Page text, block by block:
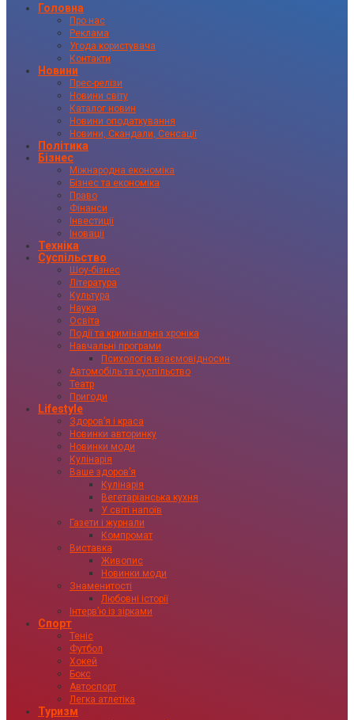
Головна
Про нас
Реклама
Угода користувача
Контакти
Новини
Прес-релізи
Новини світу
Каталог новин
Новини оподаткування
Новини, Скандали, Сенсації
Політика
Бізнес
Міжнародна економіка
Бізнес та економіка
Право
Фінанси
Інвестиції
Іновації
Техніка
Суспільство
Шоу-бізнес
Література
Культура
Наука
Освіта
Події та кримінальна хроніка
Навчальні програми
Психологія взаємовідносин
Автомобіль та суспільство
Театр
Пригоди
Lifestyle
Здоровʼя і краса
Новинки авторинку
Новинки моди
Кулінарія
Ваше здоровʼя
Кулінарія
Вегетаріанська кухня
У світі напоїв
Газети і журнали
Компромат
Виставка
Живопис
Новинки моди
Знаменитості
Любовні історії
Інтервʼю із зірками
Спорт
Теніс
Футбол
Хокей
Бокс
Автоспорт
Легка атлетіка
Туризм